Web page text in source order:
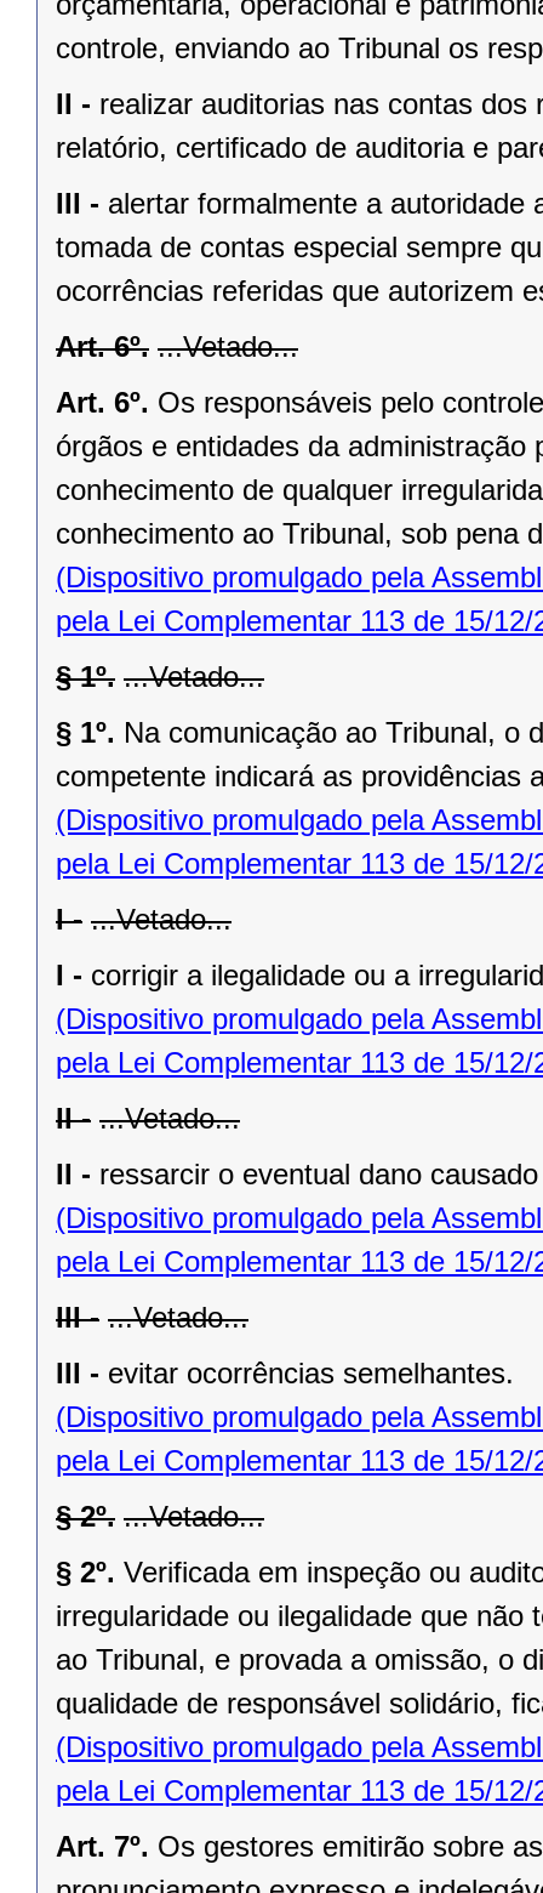
controle, enviando ao Tribunal os
II - realizar auditorias nas contas
relatório, certificado de auditoria e
III - alertar formalmente a autoridade
tomada de contas especial sempre
ocorrências referidas que autorizem
Art. 6º. ...Vetado...
Art. 6º. Os responsáveis pelo
órgãos e entidades da
conhecimento de qualquer
conhecimento ao Tribunal, sob pena
(Dispositivo promulgado pela
pela Lei Complementar 113 de 15/12/
§ 1º. ...Vetado...
§ 1º. Na comunicação ao Tribunal, o
competente indicará as providências
(Dispositivo promulgado pela
pela Lei Complementar 113 de 15/12/
I - ...Vetado...
I - corrigir a ilegalidade ou a
(Dispositivo promulgado pela
pela Lei Complementar 113 de 15/12/
II - ...Vetado...
II - ressarcir o eventual dano
(Dispositivo promulgado pela
pela Lei Complementar 113 de 15/12/
III - ...Vetado...
III - evitar ocorrências semelhantes.
(Dispositivo promulgado pela
pela Lei Complementar 113 de 15/12/
§ 2º. ...Vetado...
§ 2º. Verificada em inspeção ou
irregularidade ou ilegalidade que
ao Tribunal, e provada a omissão, o
qualidade de responsável solidário,
(Dispositivo promulgado pela
pela Lei Complementar 113 de 15/12/
Art. 7º. Os gestores emitirão sobre